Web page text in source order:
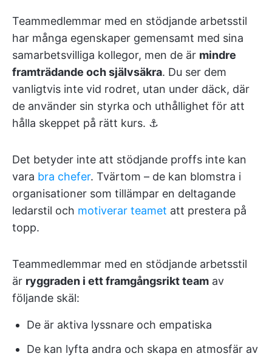
Teammedlemmar med en stödjande arbetsstil
har många egenskaper gemensamt med sina
samarbetsvilliga kollegor, men de är mindre
framträdande och självsäkra. Du ser dem
vanligtvis inte vid rodret, utan under däck, där
de använder sin styrka och uthållighet för att
hålla skeppet på rätt kurs. ⚓
Det betyder inte att stödjande proffs inte kan
vara bra chefer. Tvärtom – de kan blomstra i
organisationer som tillämpar en deltagande
ledarstil och motiverar teamet att prestera på
topp.
Teammedlemmar med en stödjande arbetsstil
är ryggraden i ett framgångsrikt team av
följande skäl:
De är aktiva lyssnare och empatiska
De kan lyfta andra och skapa en atmosfär av